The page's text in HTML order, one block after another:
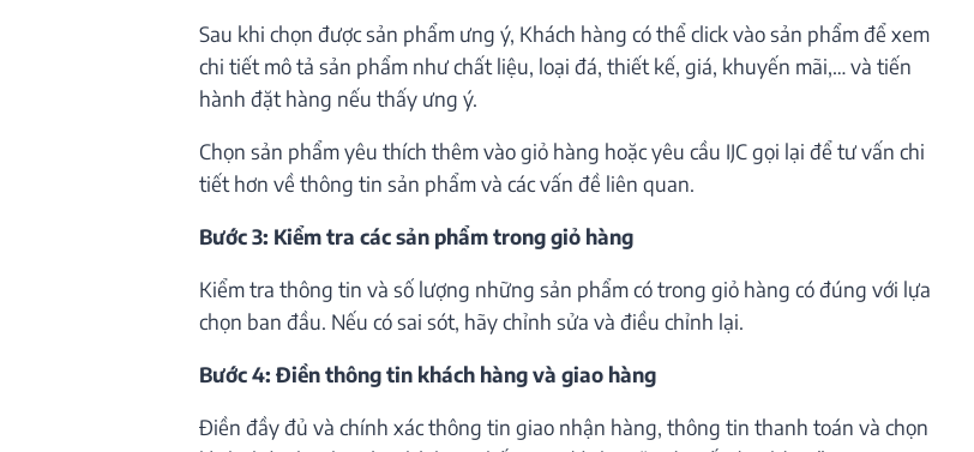
Sau khi chọn được sản phẩm ưng ý, Khách hàng có thể click vào sản phẩm để xem
chi tiết mô tả sản phẩm như chất liệu, loại đá, thiết kế, giá, khuyến mãi,… và tiến
hành đặt hàng nếu thấy ưng ý.
Chọn sản phẩm yêu thích thêm vào giỏ hàng hoặc yêu cầu IJC gọi lại để tư vấn chi
tiết hơn về thông tin sản phẩm và các vấn đề liên quan.
Bước 3: Kiểm tra các sản phẩm trong giỏ hàng
Kiểm tra thông tin và số lượng những sản phẩm có trong giỏ hàng có đúng với lựa
chọn ban đầu. Nếu có sai sót, hãy chỉnh sửa và điều chỉnh lại.
Bước 4: Điền thông tin khách hàng và giao hàng
Điền đầy đủ và chính xác thông tin giao nhận hàng, thông tin thanh toán và chọn